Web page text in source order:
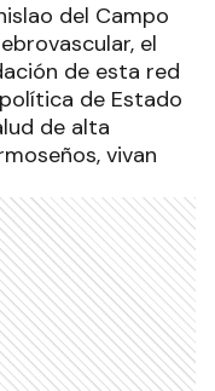
del Campo
el
de esta red
de Estado
de alta
vivan